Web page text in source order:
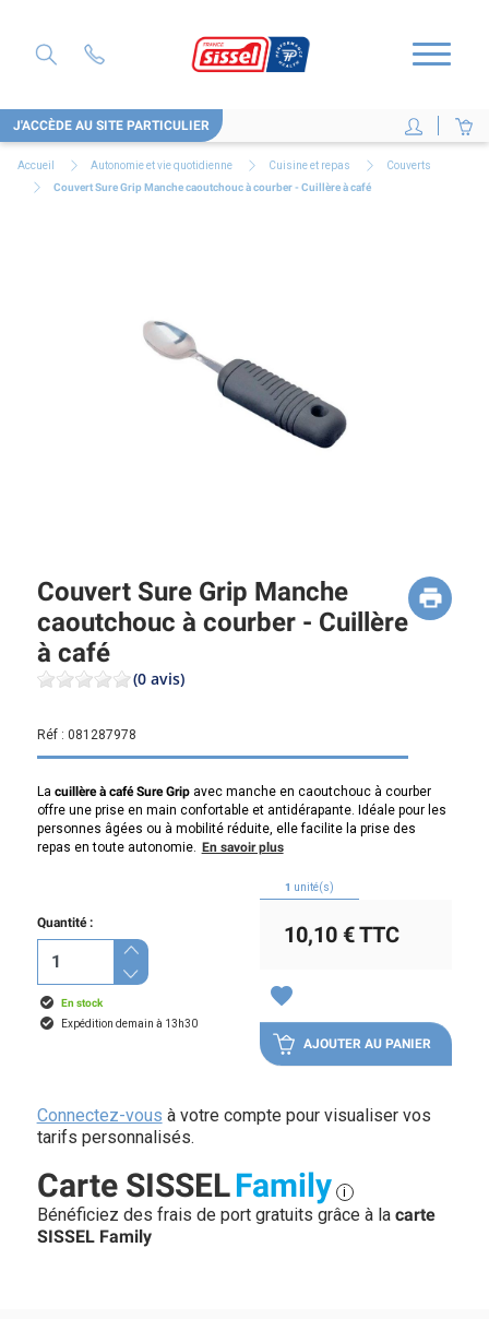
J'ACCÈDE AU SITE PARTICULIER
Accueil Autonomie et vie quotidienne Cuisine et repas
Couverts
Couvert Sure Grip Manche caoutchouc à courber - Cuillère à café
Couvert Sure Grip Manche
caoutchouc à courber - Cuillère
à café
(0 avis)
Réf : 081287978
La cuillère à café Sure Gripavec manche en caoutchouc à courber
offre une prise en main confortable et antidérapante. Idéale pour les
personnes âgées ou à mobilité réduite, elle facilite la prise des
repas en toute autonomie. En savoir plus
Quantité :
En stock
Expédition demain à 13h30
1 unité(s)
10,10 €TTC
favorite
AJOUTER AU PANIER
Connectez-vous à votre compte pour visualiser vos
tarifs personnalisés.
Carte SISSELFamily i
Bénéficiez des frais de port gratuits grâce à la carte
SISSEL Family